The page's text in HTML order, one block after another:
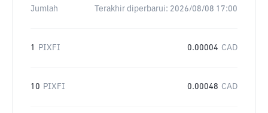
Jumlah Terakhir diperbarui: 2026/08/08 17:00
1 PIXFI 0.00004 CAD
10 PIXFI 0.00048 CAD